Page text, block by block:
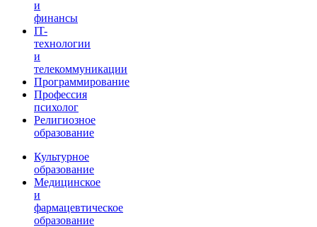
и
финансы
IT-
технологии
и
телекоммуникации
Программирование
Профессия
психолог
Религиозное
образование
Культурное
образование
Медицинское
и
фармацевтическое
образование